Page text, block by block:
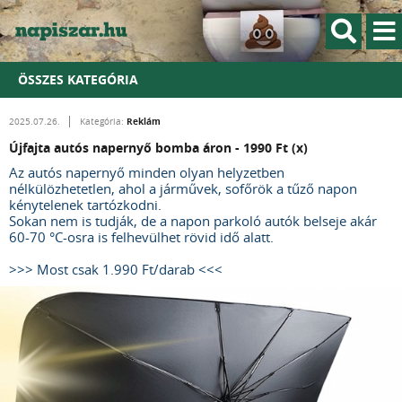
ÖSSZES KATEGÓRIA
2025.07.26. Kategória: Reklám
Újfajta autós napernyő bomba áron - 1990 Ft (x)
Az autós napernyő minden olyan helyzetben
nélkülözhetetlen, ahol a járművek, sofőrök a tűző napon
kénytelenek tartózkodni.
Sokan nem is tudják, de a napon parkoló autók belseje akár
60-70 °C-osra is felhevülhet rövid idő alatt.
>>> Most csak 1.990 Ft/darab <<<